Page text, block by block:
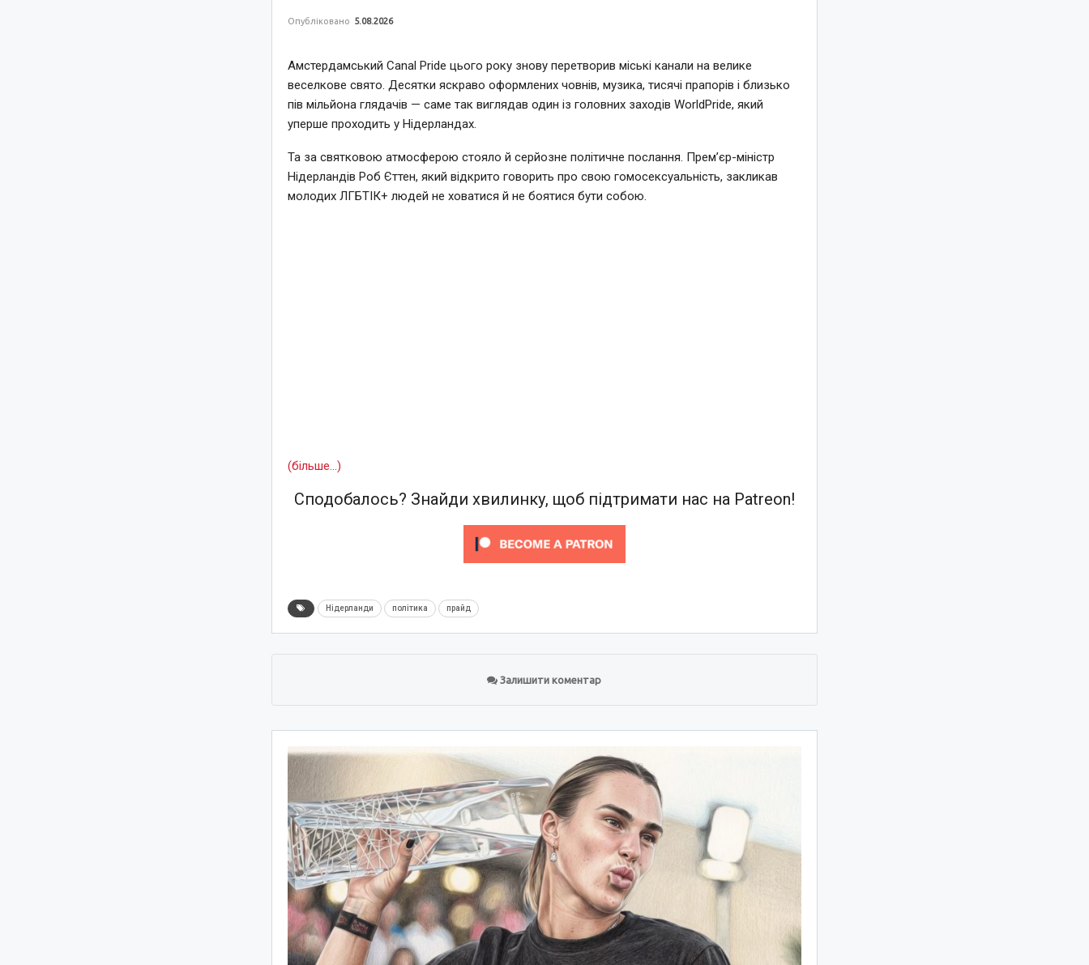
Опубліковано 5.08.2026
Амстердамський Canal Pride цього року знову перетворив міські канали на велике
веселкове свято. Десятки яскраво оформлених човнів, музика, тисячі прапорів і близько
пів мільйона глядачів — саме так виглядав один із головних заходів WorldPride, який
уперше проходить у Нідерландах.
Та за святковою атмосферою стояло й серйозне політичне послання. Прем’єр-міністр
Нідерландів Роб Єттен, який відкрито говорить про свою гомосексуальність, закликав
молодих ЛГБТІК+ людей не ховатися й не боятися бути собою.
(більше…)
Сподобалось? Знайди хвилинку, щоб підтримати нас на Patreon!
Нідерланди політика прайд
Залишити коментар